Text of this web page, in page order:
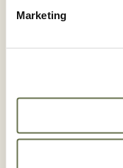
Marketing